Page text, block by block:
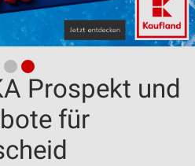
Prospekt und
für